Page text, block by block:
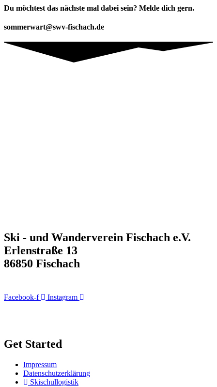
Du möchtest das nächste mal dabei sein? Melde dich gern.
sommerwart@swv-fischach.de
Ski - und Wanderverein Fischach e.V.
Erlenstraße 13
86850 Fischach
Facebook-f Instagram
Get Started
Impressum
Datenschutzerklärung
Skischullogistik